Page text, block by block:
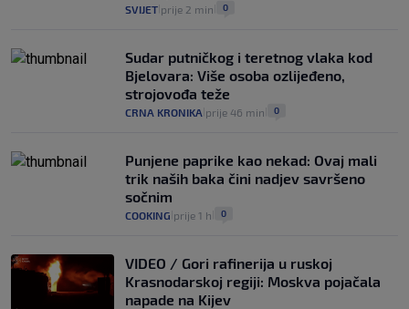
SVIJET prije 2 min 0
Sudar putničkog i teretnog vlaka kod
Bjelovara: Više osoba ozlijeđeno,
strojovođa teže
CRNA KRONIKA prije 46 min 0
Punjene paprike kao nekad: Ovaj mali
trik naših baka čini nadjev savršeno
sočnim
COOKING prije 1 h 0
VIDEO / Gori rafinerija u ruskoj
Krasnodarskoj regiji: Moskva pojačala
napade na Kijev